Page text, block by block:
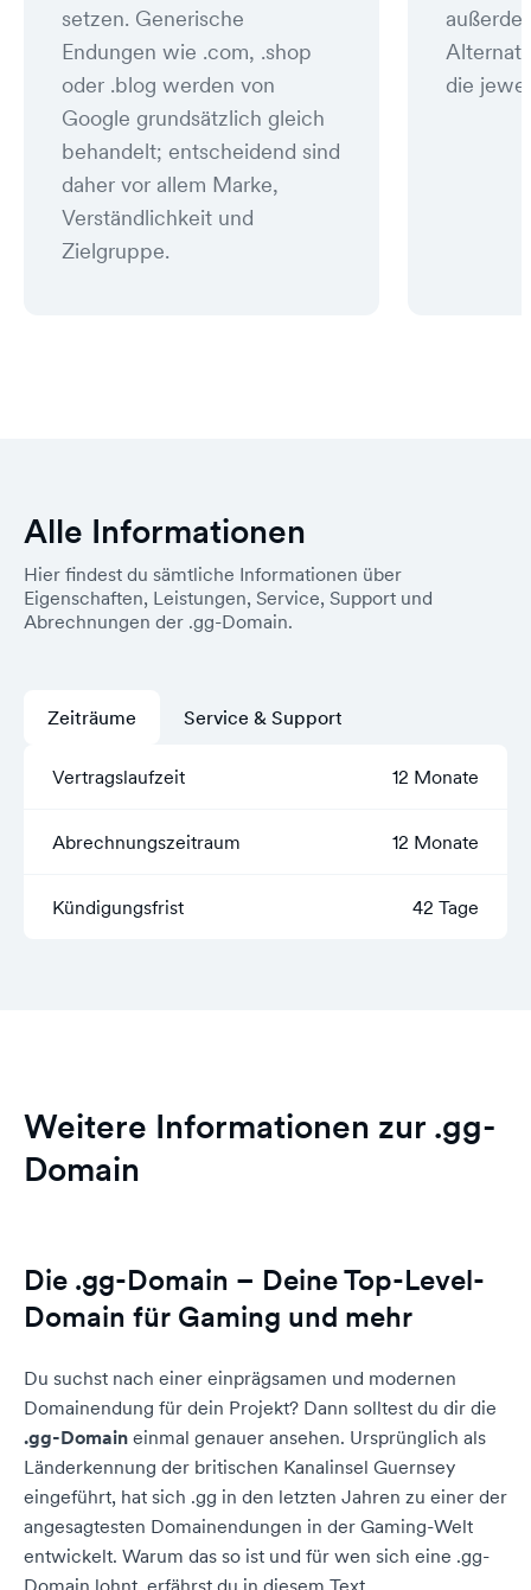
setzen. Generische
Endungen wie .com, .shop
oder .blog werden von
Google grundsätzlich gleich
behandelt; entscheidend sind
daher vor allem Marke,
Verständlichkeit und
Zielgruppe.
die
Alle Informationen
Hier findest du sämtliche Informationen über
Eigenschaften, Leistungen, Service, Support und
Abrechnungen der .gg-Domain.
Zeiträume
Vertragslaufzeit 12 Monate
Abrechnungszeitraum 12 Monate
Kündigungsfrist 42 Tage
Service & Support
Weitere Informationen zur .gg-
Domain
Die .gg-Domain – Deine Top-Level-
Domain für Gaming und mehr
Du suchst nach einer einprägsamen und modernen
Domainendung für dein Projekt? Dann solltest du dir die
.gg-Domain einmal genauer ansehen. Ursprünglich als
Länderkennung der britischen Kanalinsel Guernsey
eingeführt, hat sich .gg in den letzten Jahren zu einer der
angesagtesten Domainendungen in der Gaming-Welt
entwickelt. Warum das so ist und für wen sich eine .gg-
Domain lohnt, erfährst du in diesem Text.